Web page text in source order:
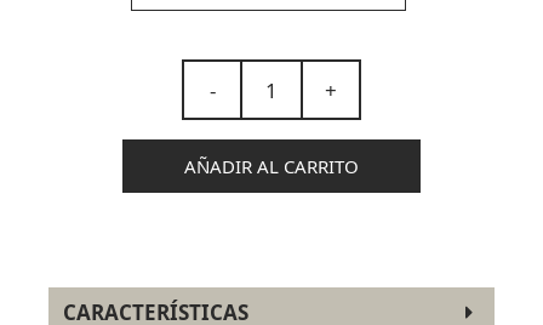
- +
AÑADIR AL CARRITO
CARACTERÍSTICAS